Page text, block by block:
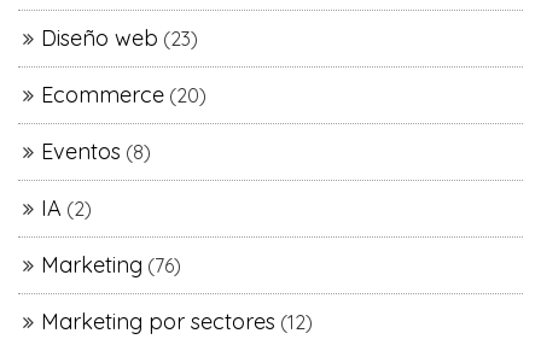
Diseño web (23)
Ecommerce (20)
Eventos (8)
IA (2)
Marketing (76)
Marketing por sectores (12)